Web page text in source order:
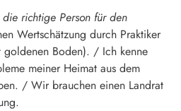
richtige Person für den
Wertschätzung durch Praktiker
goldenen Boden). / Ich kenne
meiner Heimat aus dem
/ Wir brauchen einen Landrat